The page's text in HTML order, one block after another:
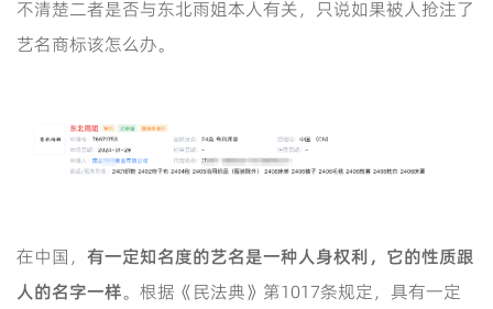
不清楚二者是否与东北雨姐本人有关，只说如果被人抢注了
艺名商标该怎么办。
在中国， 有一定知名度的艺名是一种人身权利，它的性质跟
人的名字一样。根据《民法典》第1017条规定，具有一定